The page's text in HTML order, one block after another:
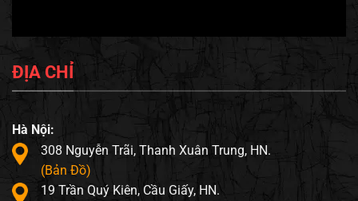
ĐỊA CHỈ
Hà Nội:
308 Nguyễn Trãi, Thanh Xuân Trung, HN.
(Bản Đồ)
19 Trần Quý Kiên, Cầu Giấy, HN.